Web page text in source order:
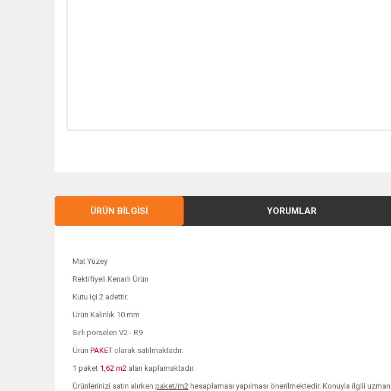
ÜRÜN BILGISI YORUMLAR
Mat Yüzey
Rektifiyeli Kenarlı Ürün
Kutu içi 2 adettir.
Ürün Kalınlık 10 mm
Sırlı porselen V2 - R9
Ürün PAKET olarak satılmaktadır.
1 paket 1,62 m2 alan kaplamaktadır.
Ürünlerinizi satın alırken paket/m2 hesaplaması yapılması önerilmektedir. Konuyla ilgili